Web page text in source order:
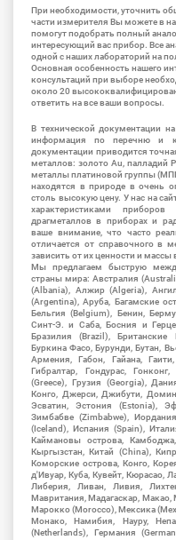
При необходимости, уточнить
части измерителя Вы можете в
помогут подобрать полный
интересующий вас прибор. Все
одной с наших лабораторий на
Основная особенность нашего
консультаций при выборе
около 20
ответить на все ваши вопросы.
В технической документации
информация по перечню и
документации приводится
металлов: золото Au, палладий
металлы платиновой группы
находятся в природе в очень
столь высокую цену. У нас на
характеристиками
драгметаллов в приборах и
ваше внимание, что часто
отличается от справочного в
зависить от их ценности и массы
Мы предлагаем быструю
страны мира: Австралия
(Albania), Алжир (Algeria),
(Argentina), Аруба, Багамские
Бельгия (Belgium), Бенин,
Синт-Э. и Саба, Босния и
Бразилия (Brazil), Британские
Буркина Фасо, Бурунди, Бутан,
Армения, Габон, Гайана,
Гибралтар, Гондурас,
(Greece), Грузия (Georgia),
Конго, Джерси, Джибути,
Эсватин, Эстония (Estonia),
Зимбабве (Zimbabwe),
(Iceland), Испания (Spain),
Каймановы острова,
Кыргызстан, Китай (China),
Коморские острова, Конго,
д'Ивуар, Куба, Кувейт, Кюрасао,
Либерия, Ливан, Ливия,
Мавритания, Мадагаскар,
Марокко (Morocco), Мексика
Монако, Намибия, Науру,
(Netherlands), Германия